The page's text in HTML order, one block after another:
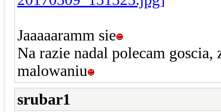
Jaaaaaramm sie
Na razie nadal polecam
malowaniu
srubar1